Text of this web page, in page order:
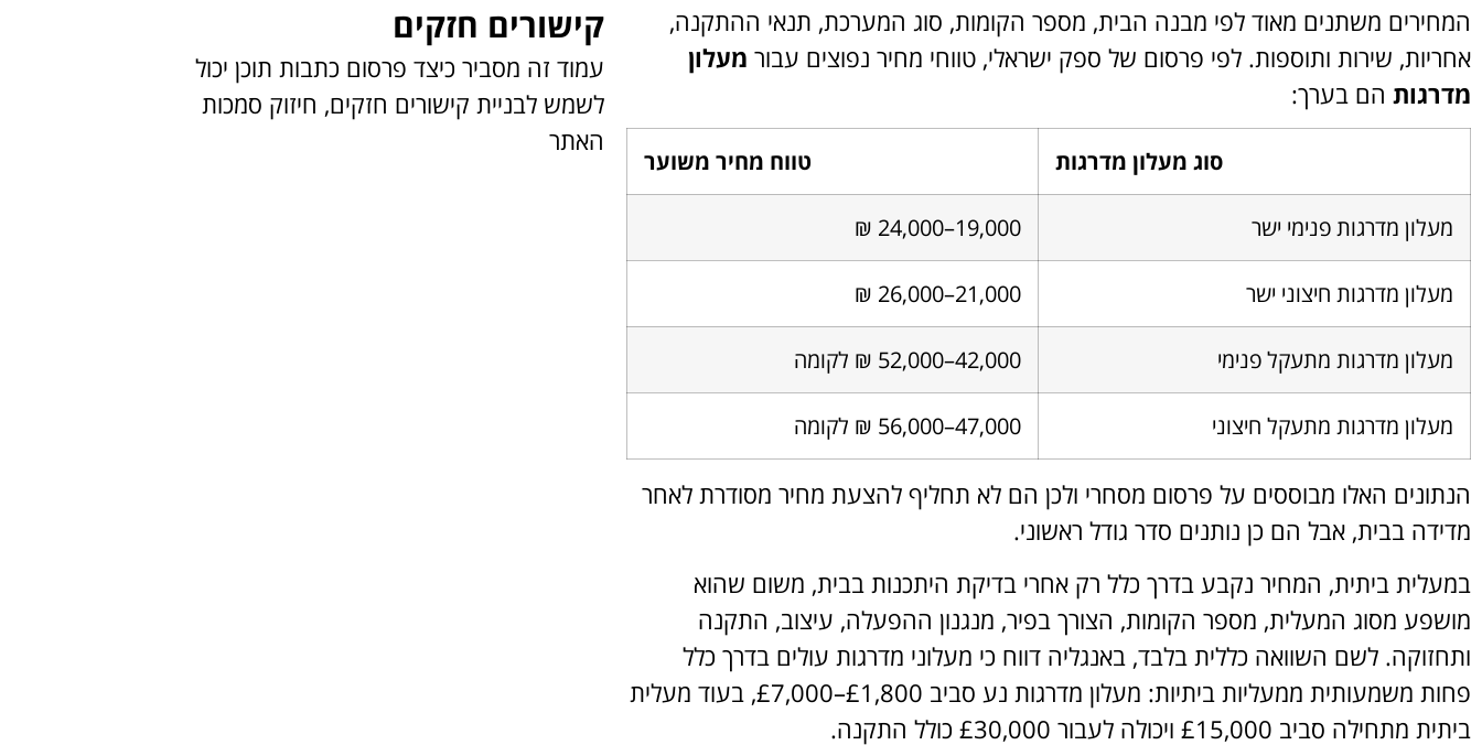
המחירים משתנים מאוד לפי מבנה הבית, מספר הקומות, סוג המערכת, תנאי ההתקנה,
אחריות, שירות ותוספות. לפי פרסום של ספק ישראלי, טווחי מחיר נפוצים עבור מעלון
מדרגות הם בערך:
סוג מעלון מדרגות טווח מחיר משוער
מעלון מדרגות פנימי ישר 19,000–24,000 ₪
מעלון מדרגות חיצוני ישר 21,000–26,000 ₪
מעלון מדרגות מתעקל פנימי 42,000–52,000 ₪ לקומה
מעלון מדרגות מתעקל חיצוני 47,000–56,000 ₪ לקומה
הנתונים האלו מבוססים על פרסום מסחרי ולכן הם לא תחליף להצעת מחיר מסודרת לאחר
מדידה בבית, אבל הם כן נותנים סדר גודל ראשוני.
במעלית ביתית, המחיר נקבע בדרך כלל רק אחרי בדיקת היתכנות בבית, משום שהוא
מושפע מסוג המעלית, מספר הקומות, הצורך בפיר, מנגנון ההפעלה, עיצוב, התקנה
ותחזוקה. לשם השוואה כללית בלבד, באנגליה דווח כי מעלוני מדרגות עולים בדרך כלל
פחות משמעותית ממעליות ביתיות: מעלון מדרגות נע סביב £1,800–£7,000, בעוד מעלית
ביתית מתחילה סביב £15,000 ויכולה לעבור £30,000 כולל התקנה.
קישורים חזקים
עמוד זה מסביר כיצד פרסום כתבות תוכן יכול
לשמש לבניית קישורים חזקים, חיזוק סמכות
האתר